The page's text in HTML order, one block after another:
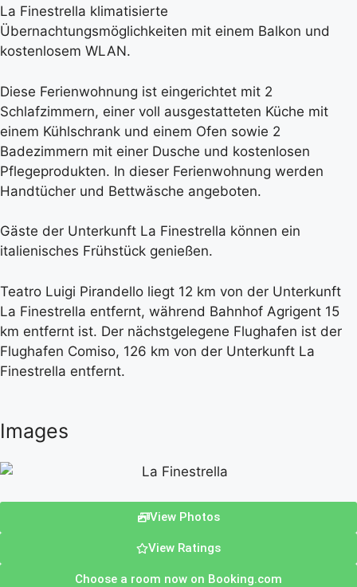
La Finestrella klimatisierte
Übernachtungsmöglichkeiten mit einem Balkon und
kostenlosem WLAN.
Diese Ferienwohnung ist eingerichtet mit 2
Schlafzimmern, einer voll ausgestatteten Küche mit
einem Kühlschrank und einem Ofen sowie 2
Badezimmern mit einer Dusche und kostenlosen
Pflegeprodukten. In dieser Ferienwohnung werden
Handtücher und Bettwäsche angeboten.
Gäste der Unterkunft La Finestrella können ein
italienisches Frühstück genießen.
Teatro Luigi Pirandello liegt 12 km von der Unterkunft
La Finestrella entfernt, während Bahnhof Agrigent 15
km entfernt ist. Der nächstgelegene Flughafen ist der
Flughafen Comiso, 126 km von der Unterkunft La
Finestrella entfernt.
Images
View Photos
View Ratings
Choose a room now on Booking.com